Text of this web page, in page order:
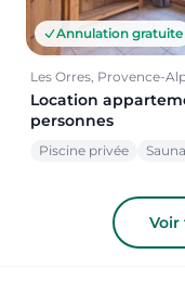
Annulation gratuite
Les Orres, Provence-
Location
personnes
Piscine privée Sauna
Voir